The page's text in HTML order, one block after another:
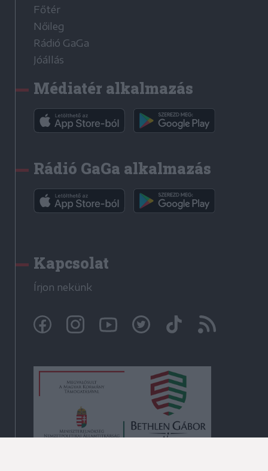
Főtér
Nőileg
Rádió GaGa
Jóállás
Médiatér alkalmazás
Rádió GaGa alkalmazás
Kapcsolat
Írjon nekünk